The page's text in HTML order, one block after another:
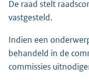
De raad stelt
vastgesteld.
Indien een
behandeld in de
commissies